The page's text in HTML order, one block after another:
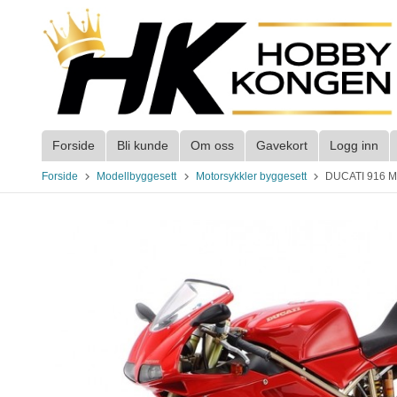
innholdet
Forside Bli kunde Om oss Gavekort Logg inn
Forside Modellbyggesett Motorsykkler byggesett DUCATI 916